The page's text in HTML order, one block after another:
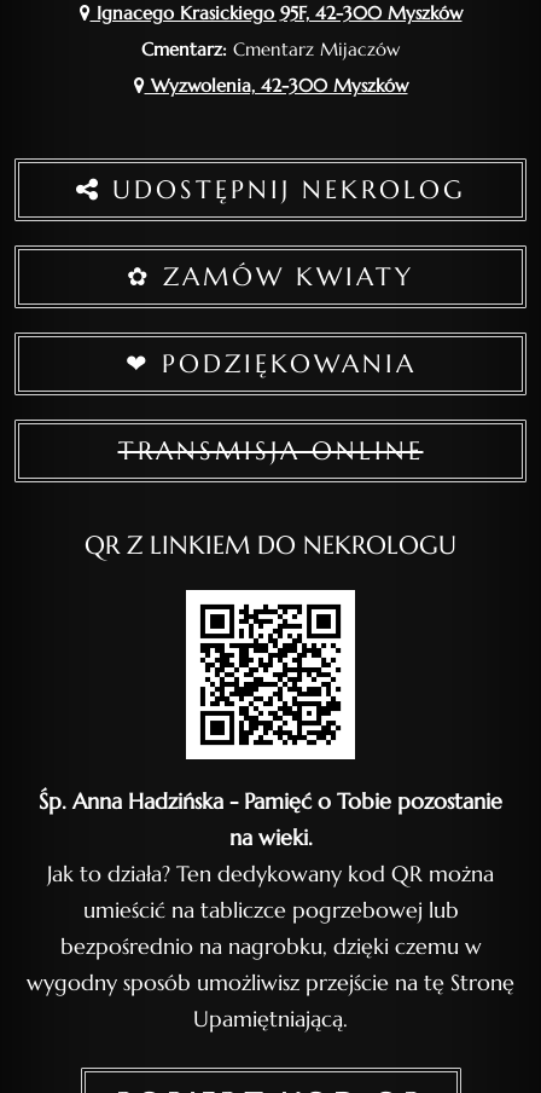
Ignacego Krasickiego 95F, 42-300 Myszków
Cmentarz: Cmentarz Mijaczów
Wyzwolenia, 42-300 Myszków
UDOSTĘPNIJ NEKROLOG
✿ ZAMÓW KWIATY
❤ PODZIĘKOWANIA
TRANSMISJA ONLINE
QR Z LINKIEM DO NEKROLOGU
Śp. Anna Hadzińska - Pamięć o Tobie pozostanie
na wieki.
Jak to działa? Ten dedykowany kod QR można
umieścić na tabliczce pogrzebowej lub
bezpośrednio na nagrobku, dzięki czemu w
wygodny sposób umożliwisz przejście na tę Stronę
Upamiętniającą.